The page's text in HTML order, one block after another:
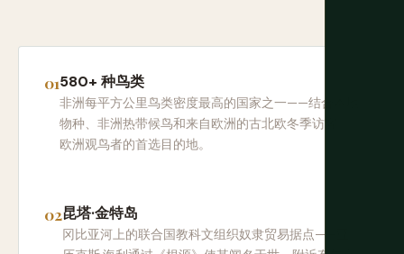
580+ 种鸟类
非洲每平方公里鸟类密度最高的国家之一——结合本地
物种、非洲热带候鸟和来自欧洲的古北欧冬季访客。
欧洲观鸟者的首选目的地。
昆塔·金特岛
冈比亚河上的联合国教科文组织奴隶贸易据点——亚